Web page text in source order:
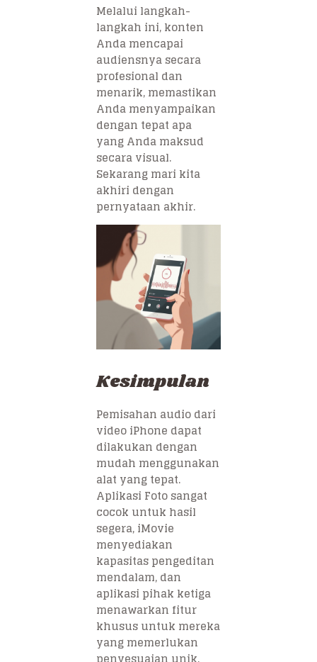
Melalui langkah-
langkah ini, konten
Anda mencapai
audiensnya secara
profesional dan
menarik, memastikan
Anda menyampaikan
dengan tepat apa
yang Anda maksud
secara visual.
Sekarang mari kita
akhiri dengan
pernyataan akhir.
Kesimpulan
Pemisahan audio dari
video iPhone dapat
dilakukan dengan
mudah menggunakan
alat yang tepat.
Aplikasi Foto sangat
cocok untuk hasil
segera, iMovie
menyediakan
kapasitas pengeditan
mendalam, dan
aplikasi pihak ketiga
menawarkan fitur
khusus untuk mereka
yang memerlukan